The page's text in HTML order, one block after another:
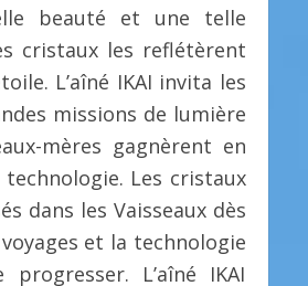
beauté et une telle
cristaux les reflétèrent
L’aîné IKAI invita les
missions de lumière
mères gagnèrent en
Les cristaux
dans les Vaisseaux dès
et la technologie
progresser. L’aîné IKAI